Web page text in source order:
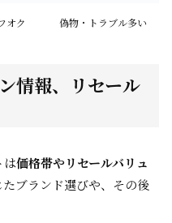
オク 偽物・トラブル多い
情報、リセール
は価格帯やリセールバリュ
ブランド選びや、その後